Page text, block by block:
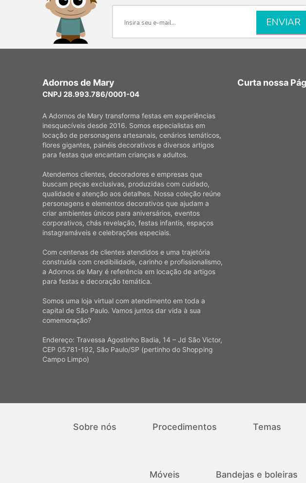
VISUALIZAR
Adornos de Mary
CNPJ 28.993.786/0001-04
A Adornos de Mary transforma festas em experiências
inesquecíveis desde 2016. Somos especialistas em
locação de personagens artesanais, cenários temáticos,
flores gigantes, painéis decorativos e diversos artigos
para festas que encantam crianças e adultos.
Atendemos clientes, decoradores e empresas que
buscam peças exclusivas, produzidas com cuidado,
qualidade e atenção aos detalhes. Nossa coleção reúne
personagens e elementos decorativos que ajudam a
criar ambientes únicos para aniversários, eventos
corporativos, chás revelação, festas infantis, espaços
instagramáveis e celebrações especiais.
Com centenas de clientes atendidos e uma trajetória
construída com credibilidade, carinho e profissionalismo,
a Adornos de Mary é referência em locação de artigos
para festas e decoração temática.
Somos uma loja virtual com atendimento em toda a
capital de São Paulo. Vamos juntos dar vida à sua
comemoração?
Endereço: Travessa Agostinho Badia, 14 – Jd São Victor,
CEP 05781-192, São Paulo/SP (pertinho do Shopping
Campo Limpo)
Curta nossa
Sobre nós Procedimentos Temas
Móveis Bandejas e boleiras